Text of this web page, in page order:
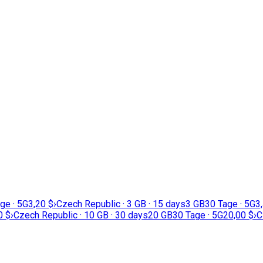
· 5G3,20 $›Czech Republic · 3 GB · 15 days3 GB30 Tage · 5G
$›Czech Republic · 10 GB · 30 days20 GB30 Tage · 5G20,00 $›